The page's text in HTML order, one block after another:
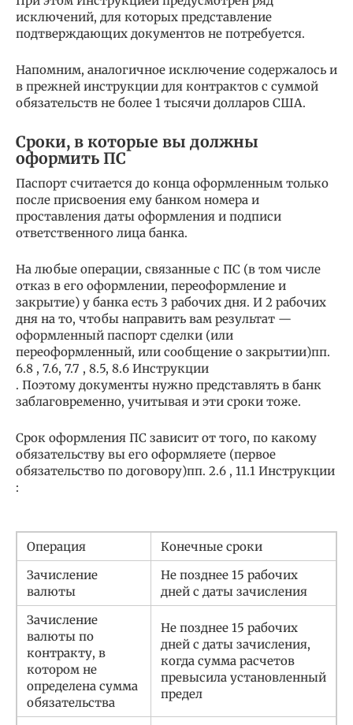
исключений, для которых представление
подтверждающих документов не потребуется.
Напомним, аналогичное исключение содержалось и
в прежней инструкции для контрактов с суммой
обязательств не более 1 тысячи долларов США.
Сроки, в которые вы должны
оформить ПС
Паспорт считается до конца оформленным только
после присвоения ему банком номера и
проставления даты оформления и подписи
ответственного лица банка.
На любые операции, связанные с ПС (в том числе
отказ в его оформлении, переоформление и
закрытие) у банка есть 3 рабочих дня. И 2 рабочих
дня на то, чтобы направить вам результат —
оформленный паспорт сделки (или
переоформленный, или сообщение о закрытии)пп.
6.8 , 7.6, 7.7 , 8.5, 8.6 Инструкции
. Поэтому документы нужно представлять в банк
заблаговременно, учитывая и эти сроки тоже.
Срок оформления ПС зависит от того, по какому
обязательству вы его оформляете (первое
обязательство по договору)пп. 2.6 , 11.1 Инструкции
:
Операция
Конечные сроки
Зачисление
валюты
Не позднее 15 рабочих
дней с даты зачисления
Зачисление
валюты по
контракту, в
котором не
определена сумма
обязательства
Не позднее 15 рабочих
дней с даты зачисления,
когда сумма расчетов
превысила установленный
предел